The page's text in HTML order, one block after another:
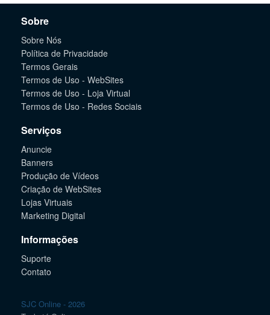
Sobre
Sobre Nós
Política de Privacidade
Termos Gerais
Termos de Uso - WebSites
Termos de Uso - Loja Virtual
Termos de Uso - Redes Sociais
Serviços
Anuncie
Banners
Produção de Vídeos
Criação de WebSites
Lojas Virtuais
Marketing Digital
Informações
Suporte
Contato
SJC Online - 2026